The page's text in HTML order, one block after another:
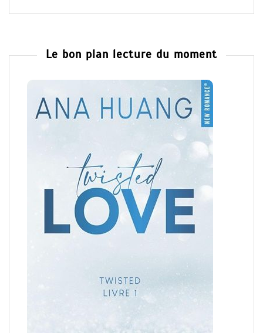
Le bon plan lecture du moment